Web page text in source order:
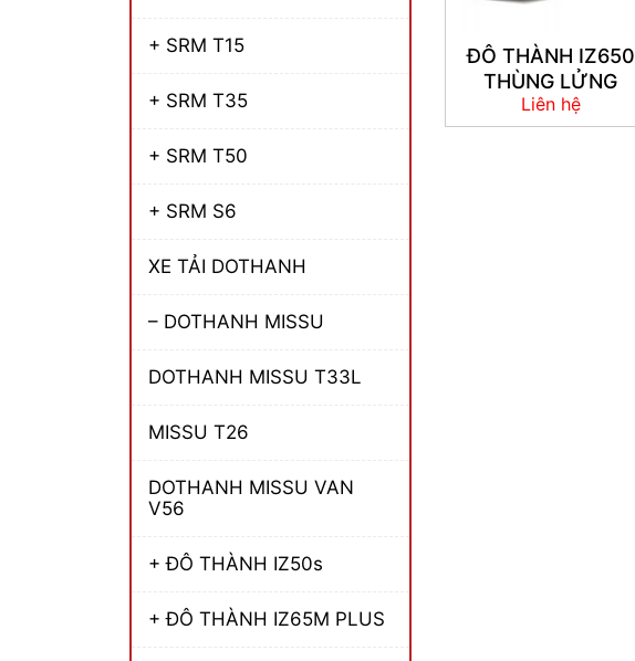
+ SRM T15
+ SRM T35
+ SRM T50
+ SRM S6
XE TẢI DOTHANH
– DOTHANH MISSU
DOTHANH MISSU T33L
MISSU T26
DOTHANH MISSU VAN
V56
+ ĐÔ THÀNH IZ50s
+ ĐÔ THÀNH IZ65M PLUS
ĐÔ THÀNH IZ650
THÙNG LỬNG
Liên hệ